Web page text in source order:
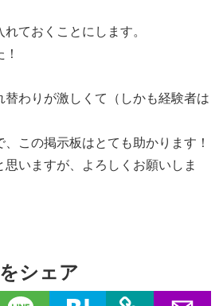
ておくことにします。
替わりが激しくて（しかも経験者は
この掲示板はとても助かります！
思いますが、よろしくお願いしま
シェア